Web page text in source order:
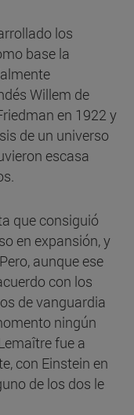
los
base la
Willem de
en 1922 y
de un universo
escasa
que consiguió
en expansión, y
aunque ese
con los
de vanguardia
ningún
fue a
con Einstein en
de los dos le